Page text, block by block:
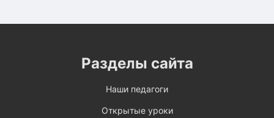
Разделы сайта
Наши педагоги
Открытые уроки